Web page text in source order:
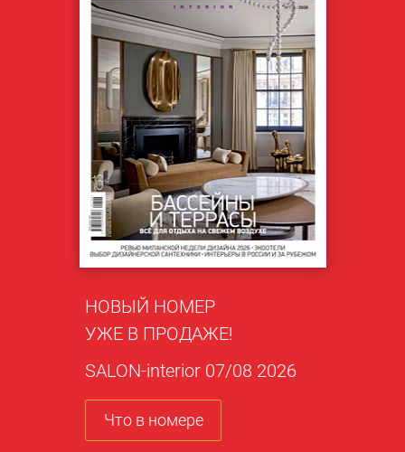
НОВЫЙ НОМЕР
УЖЕ В ПРОДАЖЕ!
SALON-interior 07/08 2026
Что в номере